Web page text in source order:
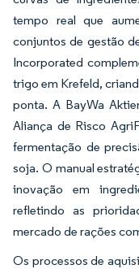
tempo real que
conjuntos de gestão
Incorporated
trigo em Krefeld,
ponta. A BayWa
Aliança de Risco
fermentação de
soja. O manual
inovação em
refletindo as
mercado de rações
Os processos de